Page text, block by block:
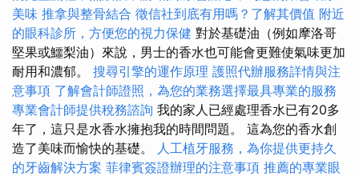
美味 推拿與整骨結合 徵信社到底有用嗎？了解其價值 附近
的眼科診所，方便您的視力保健 對於基礎油（例如摩洛哥
堅果或鱷梨油）來說，男士的香水也可能會更難使氣味更加
耐用和濃郁。 搜尋引擎的運作原理 護照代辦服務詳情與注
意事項 了解會計師證照，為您的業務選擇最具專業的服務
專業會計師提供稅務諮詢 我的家人已經處理香水已有20多
年了，這只是水香水擁抱我的時間問題。 這為您的香水創
造了美味而愉快的基礎。 人工植牙服務，為你提供更持久
的牙齒解決方案 菲律賓簽證辦理的注意事項 推薦的專業眼